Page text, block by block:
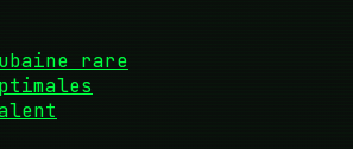
rare